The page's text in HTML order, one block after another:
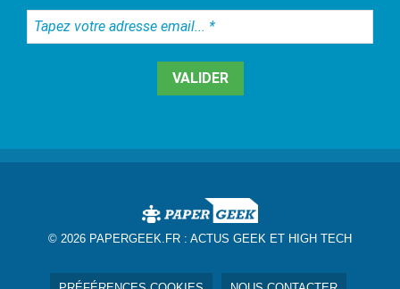
Tapez
votre
© 2026 PAPERGEEK.FR : ACTUS GEEK ET HIGH TECH